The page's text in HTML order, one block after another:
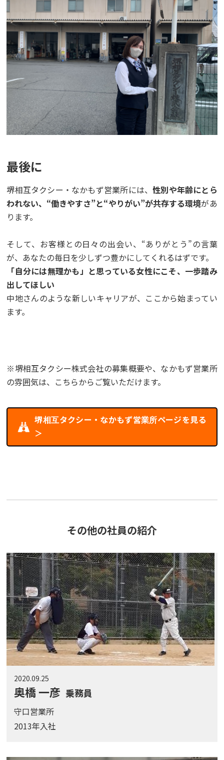
最後に
堺相互タクシー・なかもず営業所には、性別や年齢にとら
われない、“働きやすさ”と“やりがい”が共存する環境があ
ります。
そして、お客様との日々の出会い、“ありがとう”の言葉
が、あなたの毎日を少しずつ豊かにしてくれるはずです。
「自分には無理かも」と思っている女性にこそ、一歩踏み
出してほしい
中地さんのような新しいキャリアが、ここから始まってい
ます。
※堺相互タクシー株式会社の募集概要や、なかもず営業所
の雰囲気は、こちらからご覧いただけます。
堺相互タクシー・なかもず営業所ページを見る
＞
その他の社員の紹介
2020.09.25
奥橋 一彦 乗務員
守口営業所
2013年入社